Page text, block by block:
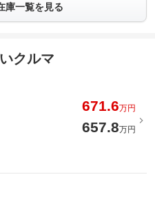
庫一覧を見る
クルマ
671.6万円
657.8万円